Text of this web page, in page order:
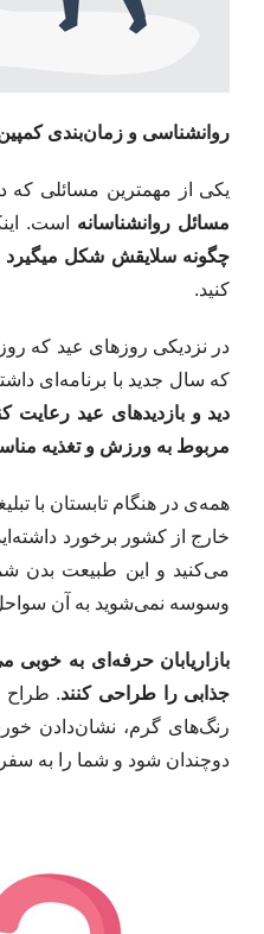
روانشناسی و زمان‌بندی کمپین
یکی از مهمترین مسائلی که
مسائل روانشناسانه است.
چگونه سلایقش شکل میگیرد
کنید.
در نزدیکی روزهای عید که
که سال جدید با برنامه‌ای
دید و بازدیدهای عید رعایت
مربوط به ورزش و تغذیه
همه‌ی در هنگام تابستان با
خارج از کشور برخورد
می‌کنید و این طبیعت بدن
وسوسه نمی‌شوید به آن
بازاریابان حرفه‌ای به خوبی
جذابی را طراحی کنند. طراح
رنگ‌های گرم، نشان‌دادن
دوچندان شود و شما را به سفر